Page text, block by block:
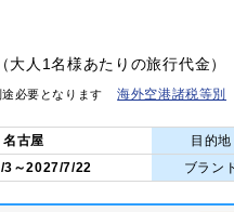
（大人1名様あたりの旅行代金）
必要となります 海外空港諸税等別
名古屋 目的地
3～2027/7/22 ブラン